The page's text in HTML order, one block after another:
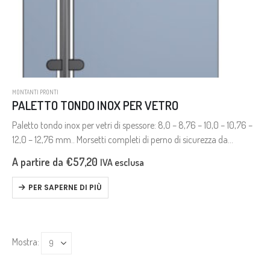
MONTANTI PRONTI
PALETTO TONDO INOX PER VETRO
Paletto tondo inox per vetri di spessore: 8,0 – 8,76 – 10,0 – 10,76 –
12,0 – 12,76 mm.. Morsetti completi di perno di sicurezza da
A partire da €57,20 IVA esclusa
PER SAPERNE DI PIÙ
Mostra: